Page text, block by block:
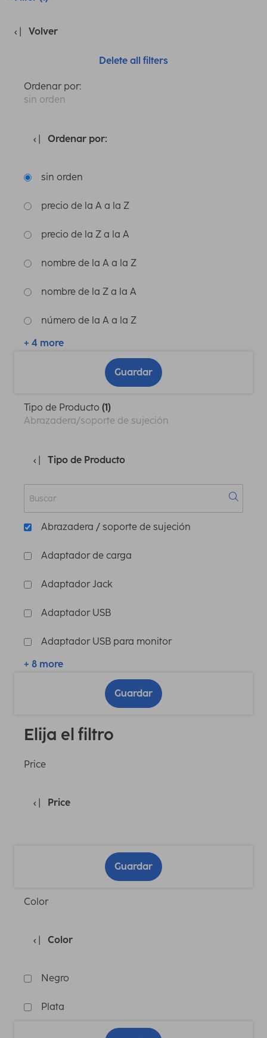
Volver
Delete all filters
Ordenar por:
sin orden
Ordenar por:
sin orden
precio de la A a la Z
precio de la Z a la A
nombre de la A a la Z
nombre de la Z a la A
número de la A a la Z
+ 4 more
Guardar
Tipo de Producto (1)
Abrazadera/soporte de sujeción
Tipo de Producto
Abrazadera / soporte de sujeción
Adaptador de carga
Adaptador Jack
Adaptador USB
Adaptador USB para monitor
+ 8 more
Guardar
Elija el filtro
Price
Price
Guardar
Color
Color
Negro
Plata